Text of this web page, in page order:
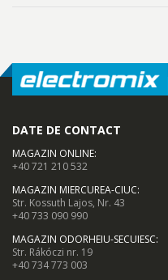
confortabila, astfel incat sunt
utilizat. Suprafata speciala si
usurinta masina de tuns
DATE DE CONTACT
MAGAZIN ONLINE:
+40 721 210 532
MAGAZIN MIERCUREA-CIUC:
Str. Kossuth Lajos, Nr. 43
+40 733 090 990
MAGAZIN ODORHEIU-SECUIESC:
Str. Rákóczi nr. 19
+40 734 773 003